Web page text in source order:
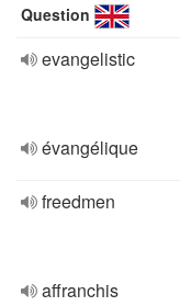
Question
evangelistic
évangélique
freedmen
affranchis